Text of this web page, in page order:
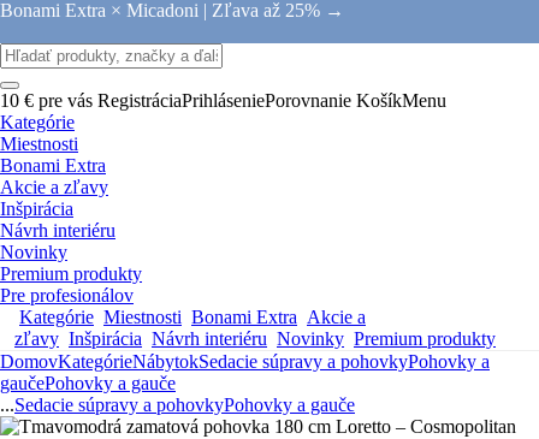
Bonami Extra × Micadoni | Zľava až 25% →
10 € pre vás RegistráciaPrihláseniePorovnanie KošíkMenu
Kategórie
Miestnosti
Bonami Extra
Akcie a zľavy
Inšpirácia
Návrh interiéru
Novinky
Premium produkty
Pre profesionálov
Kategórie Miestnosti Bonami Extra Akcie a
zľavy Inšpirácia Návrh interiéru Novinky Premium produkty
DomovKategórieNábytokSedacie súpravy a pohovkyPohovky a
gaučePohovky a gauče
...Sedacie súpravy a pohovkyPohovky a gauče